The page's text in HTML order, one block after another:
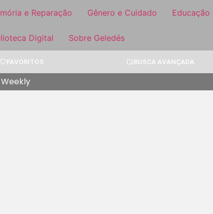
e Reparação Gênero e Cuidado Educação
Digital Sobre Geledés
FAVORITOS BUSCA AVANÇADA